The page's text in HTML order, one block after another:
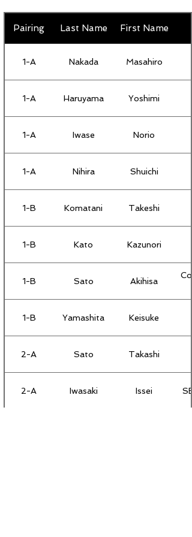
Pairing Last Name First Name
1-A Nakada Masahiro
1-A Haruyama Yoshimi
1-A Iwase Norio
1-A Nihira Shuichi
1-B Komatani Takeshi
1-B Kato Kazunori
1-B Sato Akihisa
1-B Yamashita Keisuke
2-A Sato Takashi
2-A Iwasaki Issei